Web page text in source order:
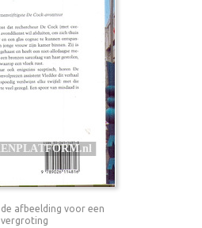
afbeelding voor een
vergroting